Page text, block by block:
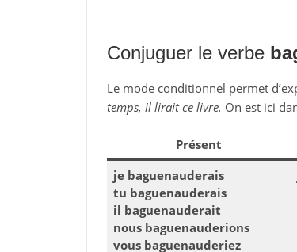
Conjuguer le verbe
Le mode conditionnel permet
temps, il lirait ce livre. On est ici
Présent
je baguenauderais
tu baguenauderais
il baguenauderait
nous baguenauderions
vous baguenauderiez